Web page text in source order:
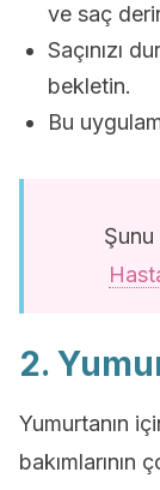
ve saç
Saçınızı
bekletin.
Bu
2.
Yumurtanın
bakımlarının